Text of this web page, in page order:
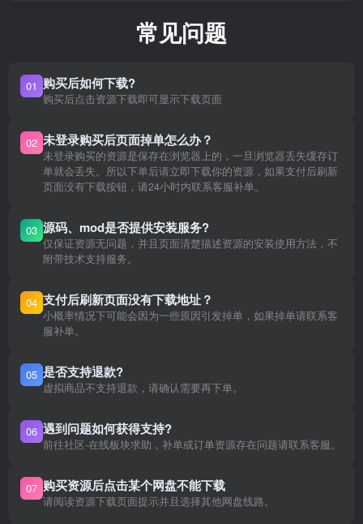
常见问题
01 购买后如何下载?
购买后点击资源下载即可显示下载页面
02 未登录购买后页面掉单怎么办？
未登录购买的资源是保存在浏览器上的，一旦浏览器丢失缓存订
单就会丢失。所以下单后请立即下载你的资源，如果支付后刷新
页面没有下载按钮，请24小时内联系客服补单。
03 源码、mod是否提供安装服务?
仅保证资源无问题，并且页面清楚描述资源的安装使用方法，不
附带技术支持服务。
04 支付后刷新页面没有下载地址？
小概率情况下可能会因为一些原因引发掉单，如果掉单请联系客
服补单。
05 是否支持退款?
虚拟商品不支持退款，请确认需要再下单。
06 遇到问题如何获得支持?
前往社区-在线板块求助，补单或订单资源存在问题请联系客服。
07 购买资源后点击某个网盘不能下载
请阅读资源下载页面提示并且选择其他网盘线路。